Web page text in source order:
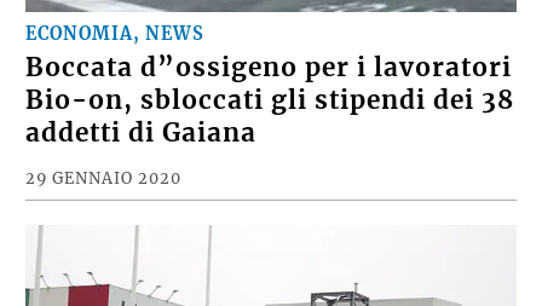
ECONOMIA, NEWS
Boccata d”ossigeno per i lavoratori
Bio-on, sbloccati gli stipendi dei 38
addetti di Gaiana
29 GENNAIO 2020